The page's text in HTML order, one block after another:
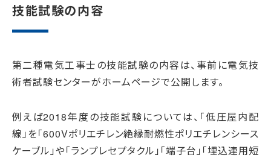
技能試験の内容
第二種電気工事士の技能試験の内容は、事前に電気技
術者試験センターがホームページで公開します。
例えば2018年度の技能試験については、「低圧屋内配
線」を「600Vポリエチレン絶縁耐燃性ポリエチレンシース
ケーブル」や「ランプレセプタクル」「端子台」「埋込連用短